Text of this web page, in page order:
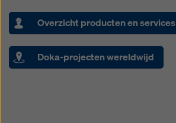
Overzicht producten en services
Doka-projecten wereldwijd